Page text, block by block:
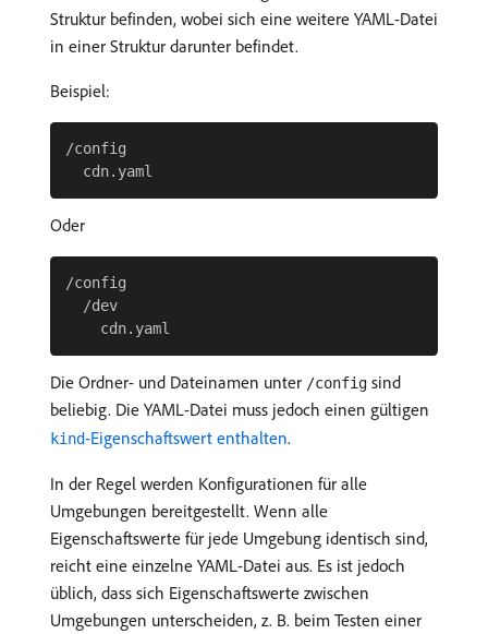
Struktur befinden, wobei sich eine weitere YAML-Datei
in einer Struktur darunter befindet.
Beispiel:
/config
Oder
/config
  /dev
Die Ordner- und Dateinamen unter /config sind
beliebig. Die YAML-Datei muss jedoch einen gültigen
kind-Eigenschaftswert enthalten.
In der Regel werden Konfigurationen für alle
Umgebungen bereitgestellt. Wenn alle
Eigenschaftswerte für jede Umgebung identisch sind,
reicht eine einzelne YAML-Datei aus. Es ist jedoch
üblich, dass sich Eigenschaftswerte zwischen
Umgebungen unterscheiden, z. B. beim Testen einer